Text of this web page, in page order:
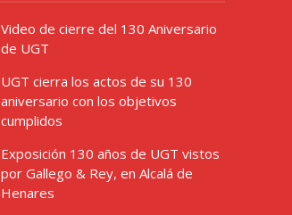
Video de cierre del 130 Aniversario
de UGT
UGT cierra los actos de su 130
aniversario con los objetivos
cumplidos
Exposición 130 años de UGT vistos
por Gallego & Rey, en Alcalá de
Henares